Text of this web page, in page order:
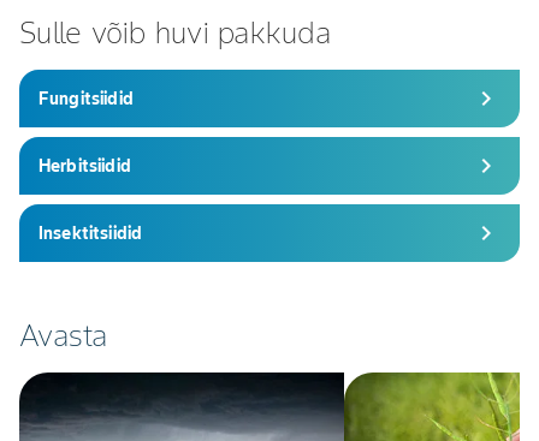
Sulle võib huvi pakkuda
Fungitsiidid chevron_right
Herbitsiidid chevron_right
Insektitsiidid chevron_right
Avasta